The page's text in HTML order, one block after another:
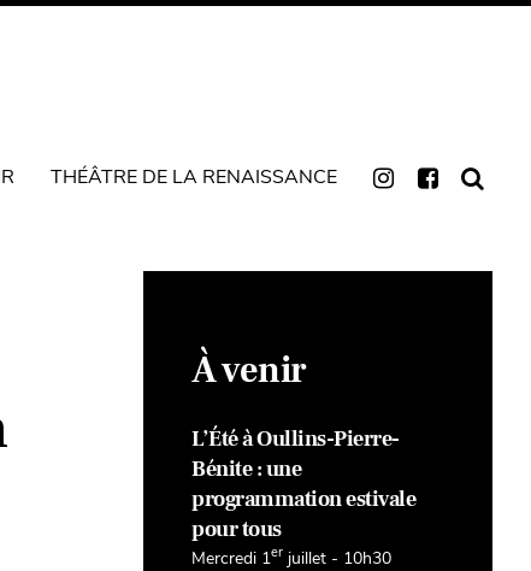
THÉÂTRE DE LA RENAISSANCE
À venir
L’Été à Oullins-Pierre-
Bénite : une
programmation estivale
pour tous
Mercredi 1er juillet - 10h30